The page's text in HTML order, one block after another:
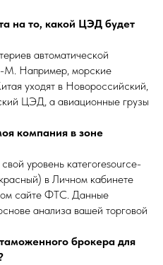
на то, какой ЦЭД будет
автоматической
Например, морские
уходят в Новороссийский,
ЦЭД, а авиационные грузы
компания в зоне
уровень категоresource-
в Личном кабинете
сайте ФТС. Данные
анализа вашей торговой
брокера для